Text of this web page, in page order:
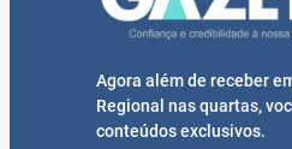
Agora além de receber
Regional nas quartas,
conteúdos exclusivos.